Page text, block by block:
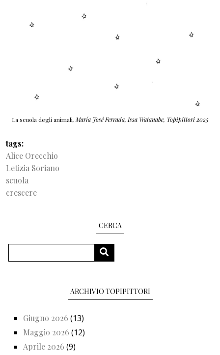
La scuola degli animali, María José Ferrada, Issa Watanabe, Topipittori 2025
tags
Alice Orecchio
Letizia Soriano
scuola
crescere
CERCA
CERCA
ARCHIVIO TOPIPITTORI
Giugno 2026 (13)
Maggio 2026 (12)
Aprile 2026 (9)